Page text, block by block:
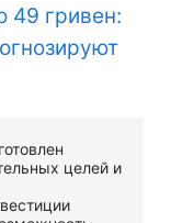
49 гривен:
целей и